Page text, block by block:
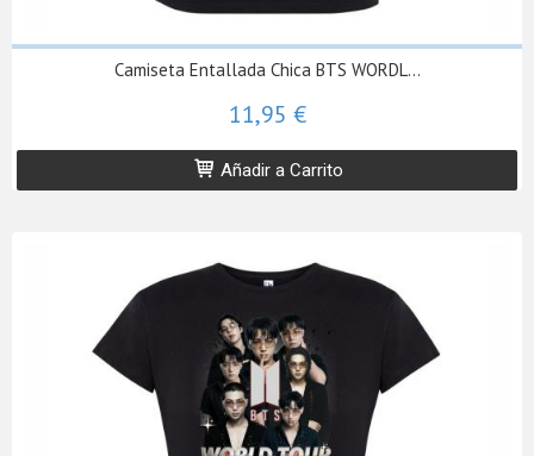
Camiseta Entallada Chica BTS WORDL...
11,95 €
Añadir a Carrito